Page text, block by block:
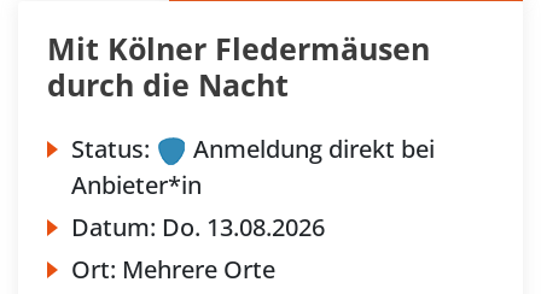
Mit Kölner Fledermäusen
durch die Nacht
Status:
Anmeldung direkt bei
Anbieter*in
Datum: Do. 13.08.2026
Ort: Mehrere Orte